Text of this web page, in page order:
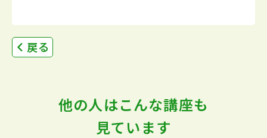
戻る
他の人はこんな講座も
見ています